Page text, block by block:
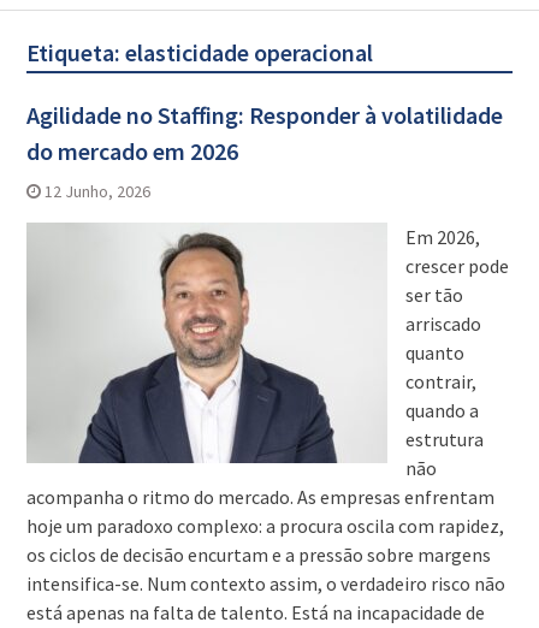
Etiqueta: elasticidade operacional
Agilidade no Staffing: Responder à volatilidade
do mercado em 2026
12 Junho, 2026
Em 2026,
crescer pode
ser tão
arriscado
quanto
contrair,
quando a
estrutura
não
acompanha o ritmo do mercado. As empresas enfrentam
hoje um paradoxo complexo: a procura oscila com rapidez,
os ciclos de decisão encurtam e a pressão sobre margens
intensifica-se. Num contexto assim, o verdadeiro risco não
está apenas na falta de talento. Está na incapacidade de